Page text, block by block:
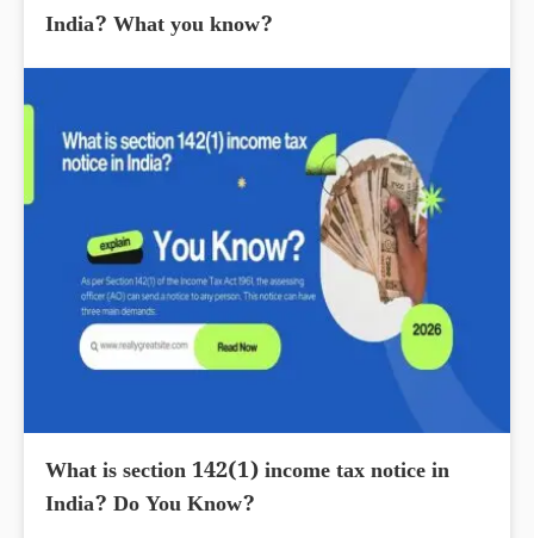
Income tax notices salaried individuals in